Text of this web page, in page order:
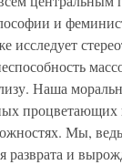
и
Наша
Мы,
разврата и